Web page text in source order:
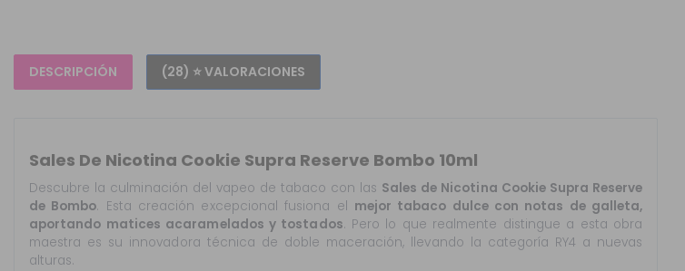
DESCRIPCIÓN (28) ⭐ VALORACIONES
Sales De Nicotina Cookie Supra Reserve Bombo 10ml
Descubre la culminación del vapeo de tabaco con las Sales de Nicotina Cookie Supra Reserve
de Bombo. Esta creación excepcional fusiona el mejor tabaco dulce con notas de galleta,
aportando matices acaramelados y tostados. Pero lo que realmente distingue a esta obra
maestra es su innovadora técnica de doble maceración, llevando la categoría RY4 a nuevas
alturas.